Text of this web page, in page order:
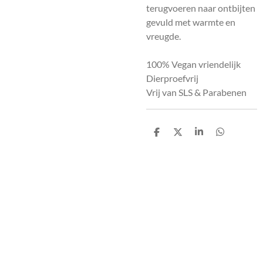
terugvoeren naar ontbijten
gevuld met warmte en
vreugde.
100% Vegan vriendelijk
Dierproefvrij
Vrij van SLS & Parabenen
D
D
S
D